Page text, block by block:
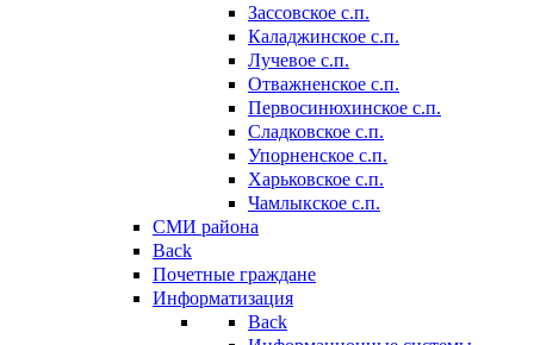
Зассовское с.п.
Каладжинское с.п.
Лучевое с.п.
Отважненское с.п.
Первосинюхинское с.п.
Сладковское с.п.
Упорненское с.п.
Харьковское с.п.
Чамлыкское с.п.
СМИ района
Back
Почетные граждане
Информатизация
Back